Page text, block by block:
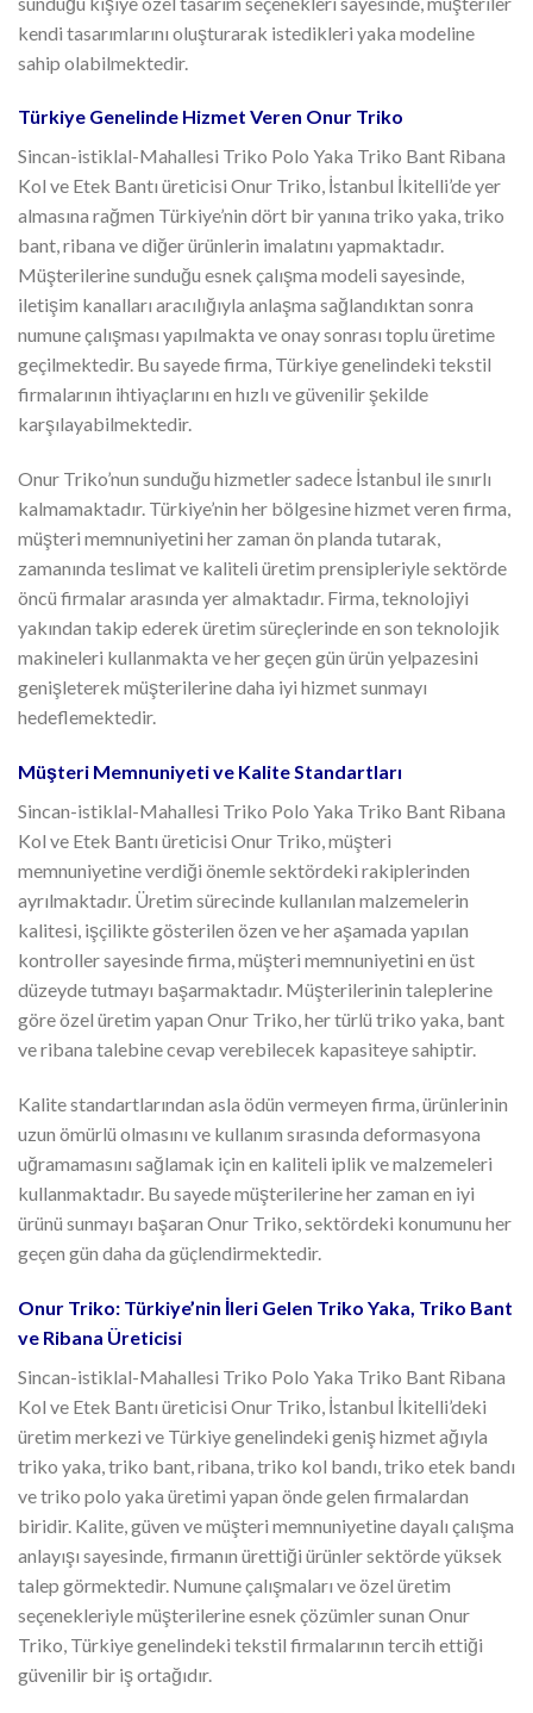
kendi tasarımlarını oluşturarak istedikleri yaka modeline
sahip olabilmektedir.
Türkiye Genelinde Hizmet Veren Onur Triko
Sincan-istiklal-Mahallesi Triko Polo Yaka Triko Bant Ribana
Kol ve Etek Bantı üreticisi Onur Triko, İstanbul İkitelli’de yer
almasına rağmen Türkiye’nin dört bir yanına triko yaka, triko
bant, ribana ve diğer ürünlerin imalatını yapmaktadır.
Müşterilerine sunduğu esnek çalışma modeli sayesinde,
iletişim kanalları aracılığıyla anlaşma sağlandıktan sonra
numune çalışması yapılmakta ve onay sonrası toplu üretime
geçilmektedir. Bu sayede firma, Türkiye genelindeki tekstil
firmalarının ihtiyaçlarını en hızlı ve güvenilir şekilde
karşılayabilmektedir.
Onur Triko’nun sunduğu hizmetler sadece İstanbul ile sınırlı
kalmamaktadır. Türkiye’nin her bölgesine hizmet veren firma,
müşteri memnuniyetini her zaman ön planda tutarak,
zamanında teslimat ve kaliteli üretim prensipleriyle sektörde
öncü firmalar arasında yer almaktadır. Firma, teknolojiyi
yakından takip ederek üretim süreçlerinde en son teknolojik
makineleri kullanmakta ve her geçen gün ürün yelpazesini
genişleterek müşterilerine daha iyi hizmet sunmayı
hedeflemektedir.
Müşteri Memnuniyeti ve Kalite Standartları
Sincan-istiklal-Mahallesi Triko Polo Yaka Triko Bant Ribana
Kol ve Etek Bantı üreticisi Onur Triko, müşteri
memnuniyetine verdiği önemle sektördeki rakiplerinden
ayrılmaktadır. Üretim sürecinde kullanılan malzemelerin
kalitesi, işçilikte gösterilen özen ve her aşamada yapılan
kontroller sayesinde firma, müşteri memnuniyetini en üst
düzeyde tutmayı başarmaktadır. Müşterilerinin taleplerine
göre özel üretim yapan Onur Triko, her türlü triko yaka, bant
ve ribana talebine cevap verebilecek kapasiteye sahiptir.
Kalite standartlarından asla ödün vermeyen firma, ürünlerinin
uzun ömürlü olmasını ve kullanım sırasında deformasyona
uğramamasını sağlamak için en kaliteli iplik ve malzemeleri
kullanmaktadır. Bu sayede müşterilerine her zaman en iyi
ürünü sunmayı başaran Onur Triko, sektördeki konumunu her
geçen gün daha da güçlendirmektedir.
Onur Triko: Türkiye’nin İleri Gelen Triko Yaka, Triko Bant
ve Ribana Üreticisi
Sincan-istiklal-Mahallesi Triko Polo Yaka Triko Bant Ribana
Kol ve Etek Bantı üreticisi Onur Triko, İstanbul İkitelli’deki
üretim merkezi ve Türkiye genelindeki geniş hizmet ağıyla
triko yaka, triko bant, ribana, triko kol bandı, triko etek bandı
ve triko polo yaka üretimi yapan önde gelen firmalardan
biridir. Kalite, güven ve müşteri memnuniyetine dayalı çalışma
anlayışı sayesinde, firmanın ürettiği ürünler sektörde yüksek
talep görmektedir. Numune çalışmaları ve özel üretim
seçenekleriyle müşterilerine esnek çözümler sunan Onur
Triko, Türkiye genelindeki tekstil firmalarının tercih ettiği
güvenilir bir iş ortağıdır.